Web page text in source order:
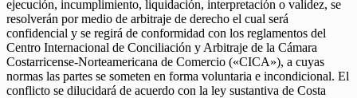
ejecución, incumplimiento, liquidación, interpretación o validez, se
resolverán por medio de arbitraje de derecho el cual será
confidencial y se regirá de conformidad con los reglamentos del
Centro Internacional de Conciliación y Arbitraje de la Cámara
Costarricense-Norteamericana de Comercio («CICA»), a cuyas
normas las partes se someten en forma voluntaria e incondicional. El
conflicto se dilucidará de acuerdo con la ley sustantiva de Costa